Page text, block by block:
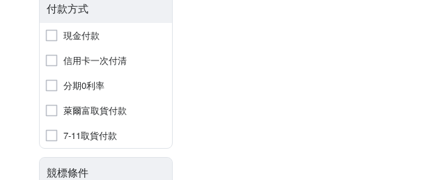
付款方式
現金付款
信用卡一次付清
分期0利率
萊爾富取貨付款
7-11取貨付款
競標條件